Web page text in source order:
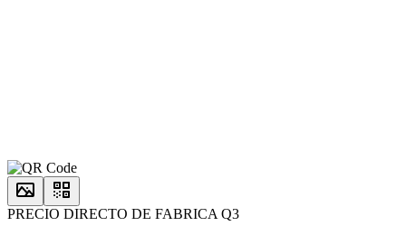
PRECIO DIRECTO DE FABRICA Q3